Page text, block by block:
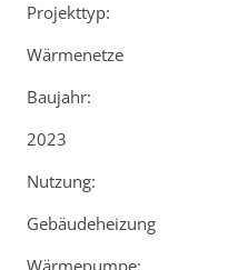
Projekttyp:
Wärmenetze
Baujahr:
2023
Nutzung:
Gebäudeheizung